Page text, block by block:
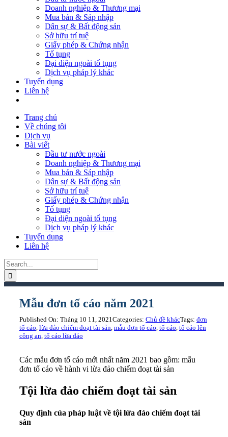
Doanh nghiệp & Thương mại
Mua bán & Sáp nhập
Dân sự & Bất động sản
Sở hữu trí tuệ
Giấy phép & Chứng nhận
Tố tụng
Đại diện ngoài tố tụng
Dịch vụ pháp lý khác
Tuyển dụng
Liên hệ
Trang chủ
Về chúng tôi
Dịch vụ
Bài viết
Đầu tư nước ngoài
Doanh nghiệp & Thương mại
Mua bán & Sáp nhập
Dân sự & Bất động sản
Sở hữu trí tuệ
Giấy phép & Chứng nhận
Tố tụng
Đại diện ngoài tố tụng
Dịch vụ pháp lý khác
Tuyển dụng
Liên hệ
Search
for:
Mẫu đơn tố cáo năm 2021
Published On: Tháng 10 11, 2021 Categories: Chủ đề khácTags: đơn
tố cáo lừa đảo chiếm đoạt tài sản mẫu đơn tố cáo tố cáo tố cáo lên
công an tố cáo lừa đảo
Các mẫu đơn tố cáo mới nhất năm 2021 bao gồm: mẫu
đơn tố cáo về hành vi lừa đảo chiếm đoạt tài sản
Tội lừa đảo chiếm đoạt tài sản
Quy định của pháp luật về tội lừa đảo chiếm đoạt tài
sản